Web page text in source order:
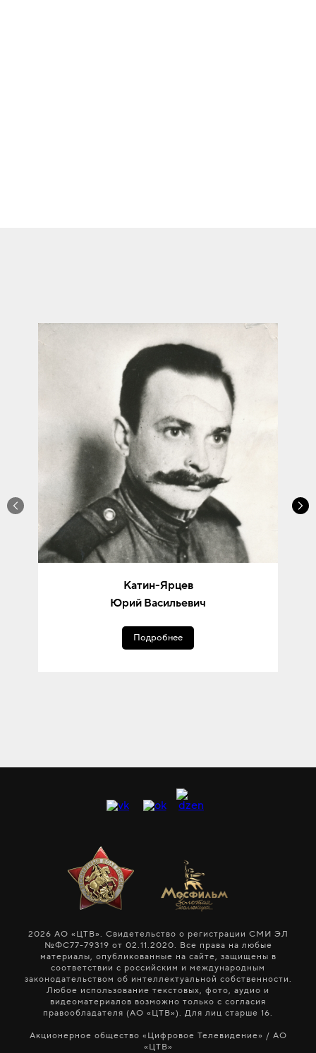
Катин-Ярцев
Юрий Васильевич
Подробнее
2026 АО «ЦТВ». Свидетельство о регистрации СМИ ЭЛ
№ФС77-79319 от 02.11.2020. Все права на любые
материалы, опубликованные на сайте, защищены в
соответствии с российским и международным
законодательством об интеллектуальной собственности.
Любое использование текстовых, фото, аудио и
видеоматериалов возможно только с согласия
правообладателя (АО «ЦТВ»). Для лиц старше 16.
Акционерное общество «Цифровое Телевидение» / АО
«ЦТВ»